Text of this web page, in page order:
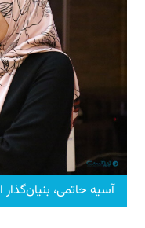
آسیه حاتمی، بنیان‌گذار